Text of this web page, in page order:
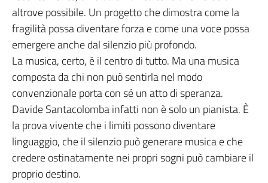
altrove possibile. Un progetto che dimostra come la
fragilità possa diventare forza e come una voce possa
emergere anche dal silenzio più profondo.
La musica, certo, è il centro di tutto. Ma una musica
composta da chi non può sentirla nel modo
convenzionale porta con sé un atto di speranza.
Davide Santacolomba infatti non è solo un pianista. È
la prova vivente che i limiti possono diventare
linguaggio, che il silenzio può generare musica e che
credere ostinatamente nei propri sogni può cambiare il
proprio destino.